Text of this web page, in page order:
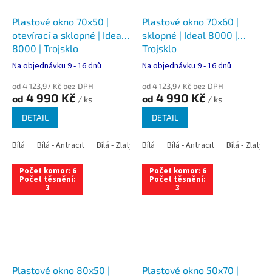
Plastové okno 70x50 |
otevírací a sklopné | Ideal
8000 | Trojsklo
Na objednávku 9 - 16 dnů
od 4 123,97 Kč bez DPH
od 4 990 Kč / ks
DETAIL
Bílá Bílá - Antracit Bílá - Zlatý dub Bílá - Tmavý dub Bílá -
Plastové okno 70x60 |
sklopné | Ideal 8000 |
Trojsklo
Na objednávku 9 - 16 dnů
od 4 123,97 Kč bez DPH
od 4 990 Kč / ks
DETAIL
Bílá Bílá - Antracit Bílá - Zlatý
Počet komor: 6
Počet těsnění:
3
Plastové okno 80x50 |
Počet komor: 6
Počet těsnění:
3
Plastové okno 50x70 |